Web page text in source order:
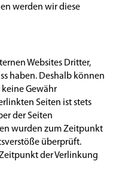
werden wir diese
Websites Dritter,
haben. Deshalb können
Gewähr
Seiten ist stets
der Seiten
wurden zum Zeitpunkt
überprüft.
der Verlinkung